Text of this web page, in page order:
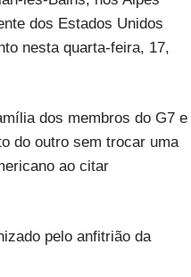
dos Estados Unidos
nesta quarta-feira, 17,
dos membros do G7 e
do outro sem trocar uma
ao citar
pelo anfitrião da